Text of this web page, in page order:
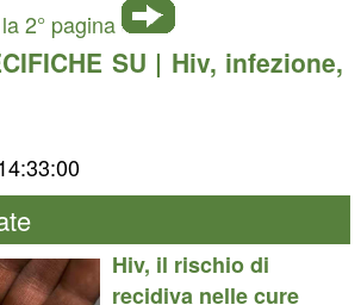
2° pagina
SU | Hiv, infezione,
Hiv, il rischio di
recidiva nelle cure